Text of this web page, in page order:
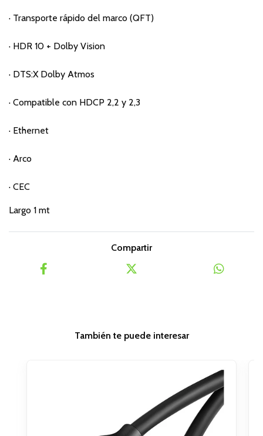
· Transporte rápido del marco (QFT)
· HDR 10 + Dolby Vision
· DTS:X Dolby Atmos
· Compatible con HDCP 2,2 y 2,3
· Ethernet
· Arco
· CEC
Largo 1 mt
Compartir
También te puede interesar